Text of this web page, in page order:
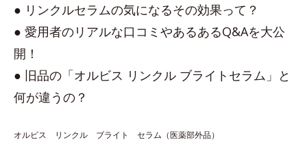
● リンクルセラムの気になるその効果って？
● 愛用者のリアルな口コミやあるあるQ&Aを大公
開！
● 旧品の「オルビス リンクル ブライトセラム」と
何が違うの？
オルビス リンクル ブライト セラム（医薬部外品）